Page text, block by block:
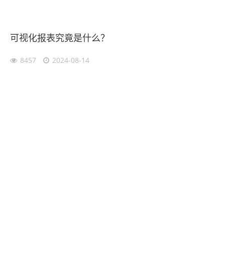
可视化报表究竟是什么？
8457 2024-08-14